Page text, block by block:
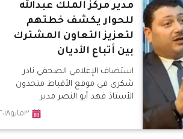
مدير مركز الملك عبدالله
للحوار يكشف خطتهم
لتعزيز التعاون المشترك
بين أتباع الأديان
استضاف الإعلامي الصحفي نادر
شكرى فى موقع الأقباط متحدون
الأستاذ فهد أبو النصر مدير
٣مايو٢٠١٨